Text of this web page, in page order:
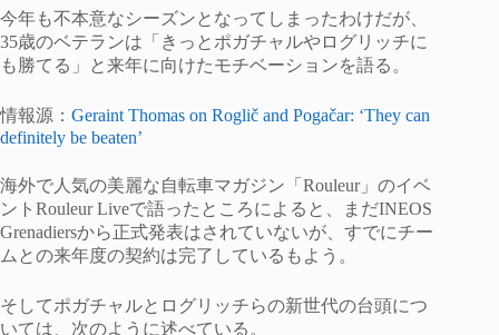
今年も不本意なシーズンとなってしまったわけだが、
35歳のベテランは「きっとポガチャルやログリッチに
も勝てる」と来年に向けたモチベーションを語る。
情報源： Geraint Thomas on Roglič and Pogačar: ‘They can
definitely be beaten’
海外で人気の美麗な自転車マガジン「Rouleur」のイベ
ントRouleur Liveで語ったところによると、まだINEOS
Grenadiersから正式発表はされていないが、すでにチー
ムとの来年度の契約は完了しているもよう。
そしてポガチャルとログリッチらの新世代の台頭につ
いては、次のように述べている。